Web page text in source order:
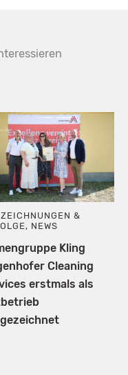
&
, NEWS
Kling
Cleaning
erstmals als